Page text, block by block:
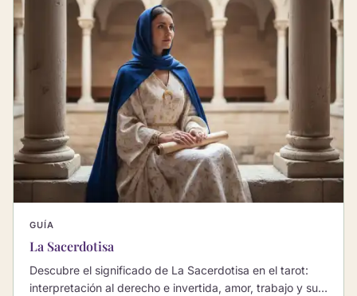
GUÍA
La Sacerdotisa
Descubre el significado de La Sacerdotisa en el tarot:
interpretación al derecho e invertida, amor, trabajo y sus